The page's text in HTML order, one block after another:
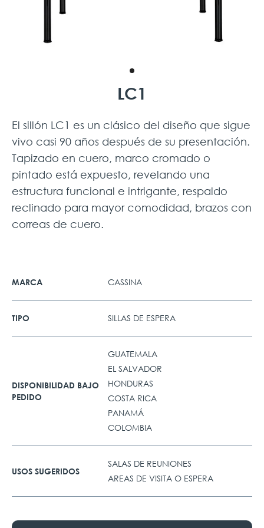
LC1
El sillón LC1 es un clásico del diseño que sigue
vivo casi 90 años después de su presentación.
Tapizado en cuero, marco cromado o
pintado está expuesto, revelando una
estructura funcional e intrigante, respaldo
reclinado para mayor comodidad, brazos con
correas de cuero.
MARCA CASSINA
TIPO SILLAS DE ESPERA
DISPONIBILIDAD BAJO
PEDIDO
GUATEMALA
EL SALVADOR
HONDURAS
COSTA RICA
PANAMÁ
COLOMBIA
USOS SUGERIDOS
SALAS DE REUNIONES
AREAS DE VISITA O ESPERA